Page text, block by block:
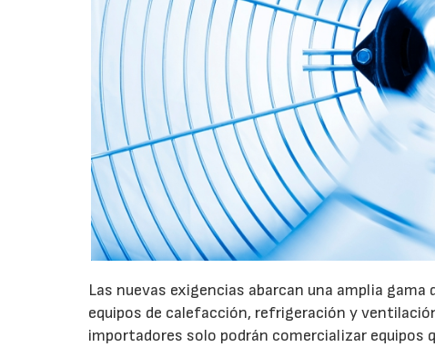
Las nuevas exigencias abarcan una amplia
equipos de calefacción, refrigeración y
importadores solo podrán comercializar equipos